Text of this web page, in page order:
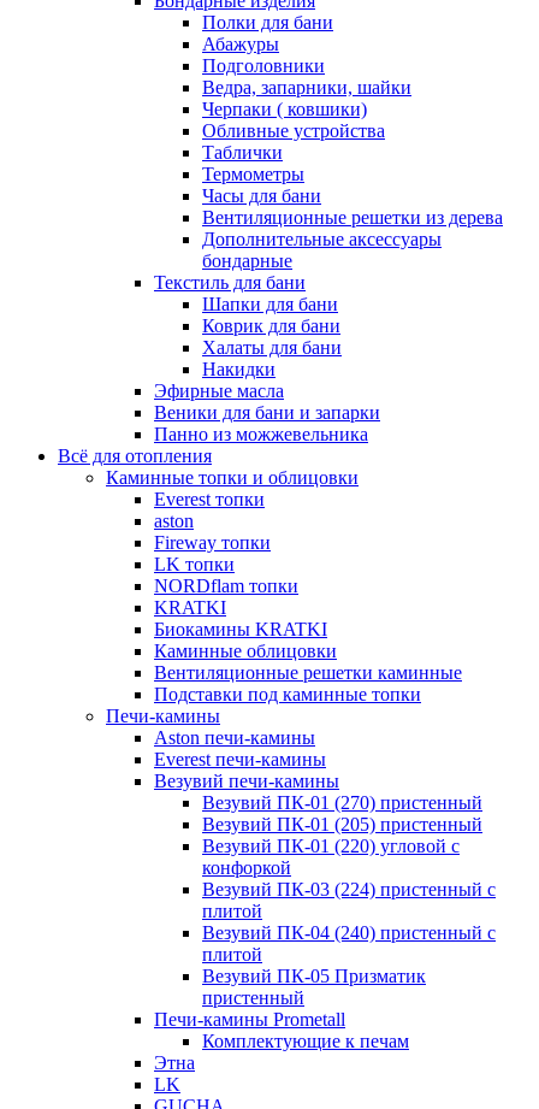
Полки для бани
Абажуры
Подголовники
Ведра, запарники, шайки
Черпаки ( ковшики)
Обливные устройства
Таблички
Термометры
Часы для бани
Вентиляционные решетки из дерева
Дополнительные аксессуары
бондарные
Текстиль для бани
Шапки для бани
Коврик для бани
Халаты для бани
Накидки
Эфирные масла
Веники для бани и запарки
Панно из можжевельника
Всё для отопления
Каминные топки и облицовки
Everest топки
aston
Fireway топки
LK топки
NORDflam топки
KRATKI
Биокамины KRATKI
Каминные облицовки
Вентиляционные решетки каминные
Подставки под каминные топки
Печи-камины
Aston печи-камины
Everest печи-камины
Везувий печи-камины
Везувий ПК-01 (270) пристенный
Везувий ПК-01 (205) пристенный
Везувий ПК-01 (220) угловой с
конфоркой
Везувий ПК-03 (224) пристенный с
плитой
Везувий ПК-04 (240) пристенный с
плитой
Везувий ПК-05 Призматик
пристенный
Печи-камины Prometall
Комплектующие к печам
Этна
LK